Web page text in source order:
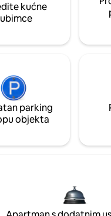
kućne
parking
objekta